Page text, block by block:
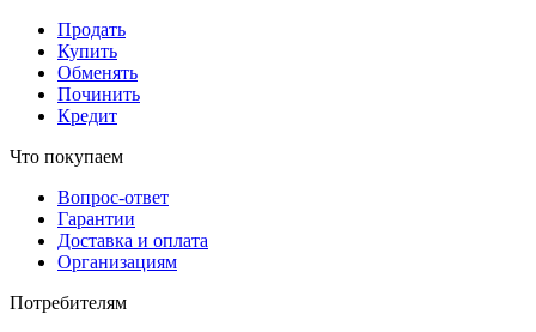
Продать
Купить
Обменять
Починить
Кредит
Что покупаем
Вопрос-ответ
Гарантии
Доставка и оплата
Организациям
Потребителям